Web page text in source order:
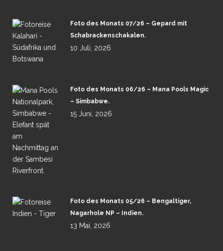
Foto des Monats 07/26 – Gepard mit
Schabrackenschakalen.
10 Juli, 2026
Foto des Monats 06/26 – Mana Pools Magic
– Simbabwe.
15 Juni, 2026
Foto des Monats 05/26 – Bengaltiger,
Nagarhole NP – Indien.
13 Mai, 2026